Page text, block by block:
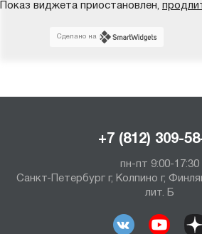
Показ виджета приостановлен,
Сделано на
+7 (812) 309-
пн-пт 9:00-17:30
Санкт-Петербург г, Колпино г,
лит. Б